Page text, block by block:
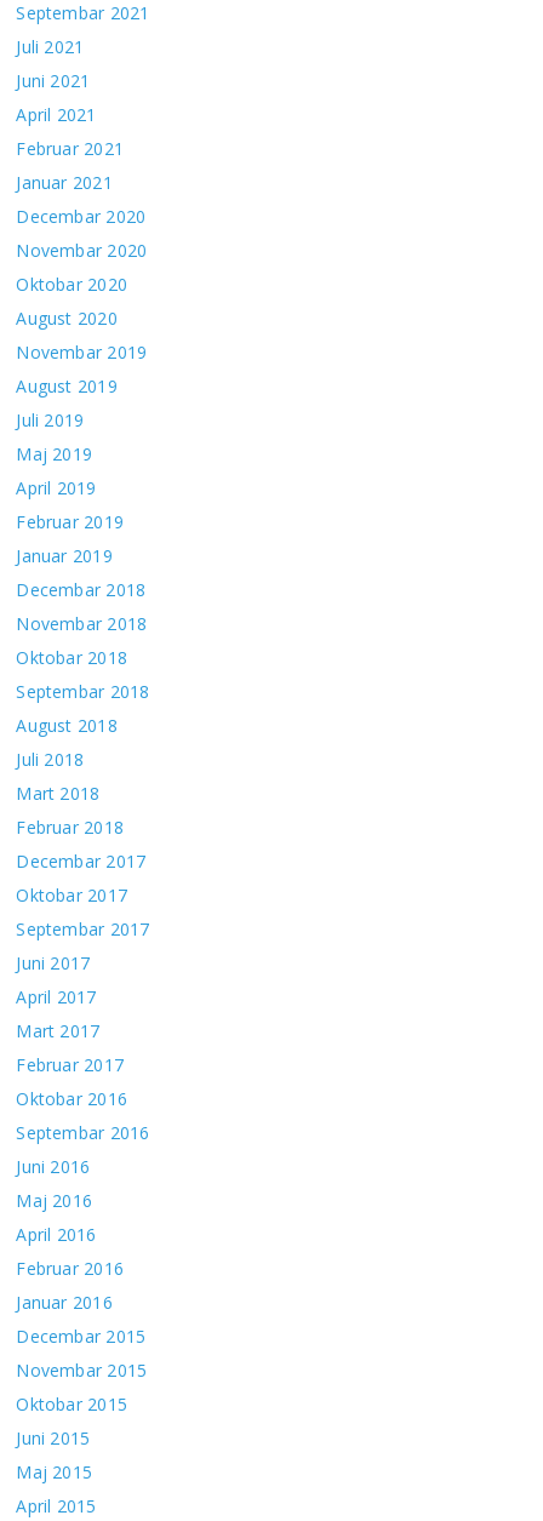
Septembar 2021
Juli 2021
Juni 2021
April 2021
Februar 2021
Januar 2021
Decembar 2020
Novembar 2020
Oktobar 2020
August 2020
Novembar 2019
August 2019
Juli 2019
Maj 2019
April 2019
Februar 2019
Januar 2019
Decembar 2018
Novembar 2018
Oktobar 2018
Septembar 2018
August 2018
Juli 2018
Mart 2018
Februar 2018
Decembar 2017
Oktobar 2017
Septembar 2017
Juni 2017
April 2017
Mart 2017
Februar 2017
Oktobar 2016
Septembar 2016
Juni 2016
Maj 2016
April 2016
Februar 2016
Januar 2016
Decembar 2015
Novembar 2015
Oktobar 2015
Juni 2015
Maj 2015
April 2015